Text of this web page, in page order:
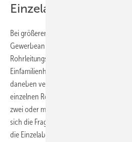
Einzelaufhängungen
Bei größeren Wohngebäuden und erst
Gewerbeanlagen ist die
Rohrleitungsmontage nicht mehr
Einfamilienhäusern und Gebäuden mit
daneben vermehrt auch
einzelnen Rohr dürfte das auch das
zwei oder mehr Rohre parallel unter der
sich die Frage, ob hier eine
die Einzelabhängung. Und in der Tat gibt